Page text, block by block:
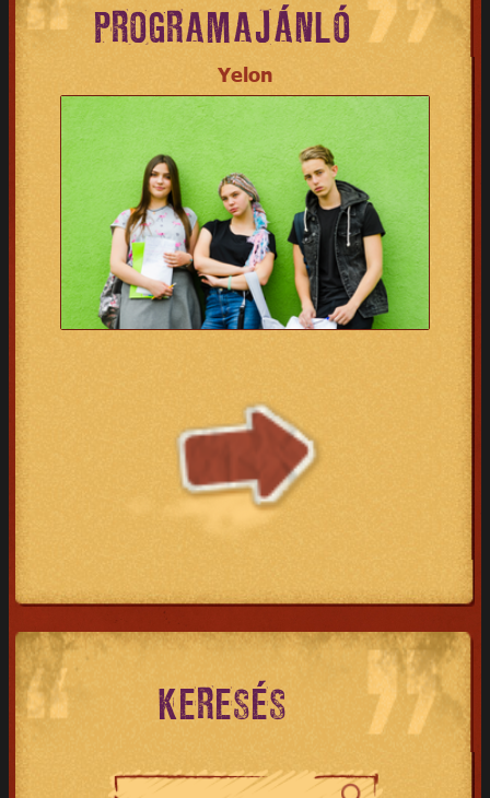
PROGRAMAJÁNLÓ
Yelon
KERESÉS